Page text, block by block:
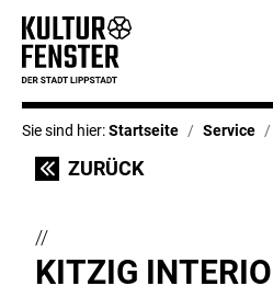
Sie sind hier:Startseite Service
ZURÜCK
//
KITZIG